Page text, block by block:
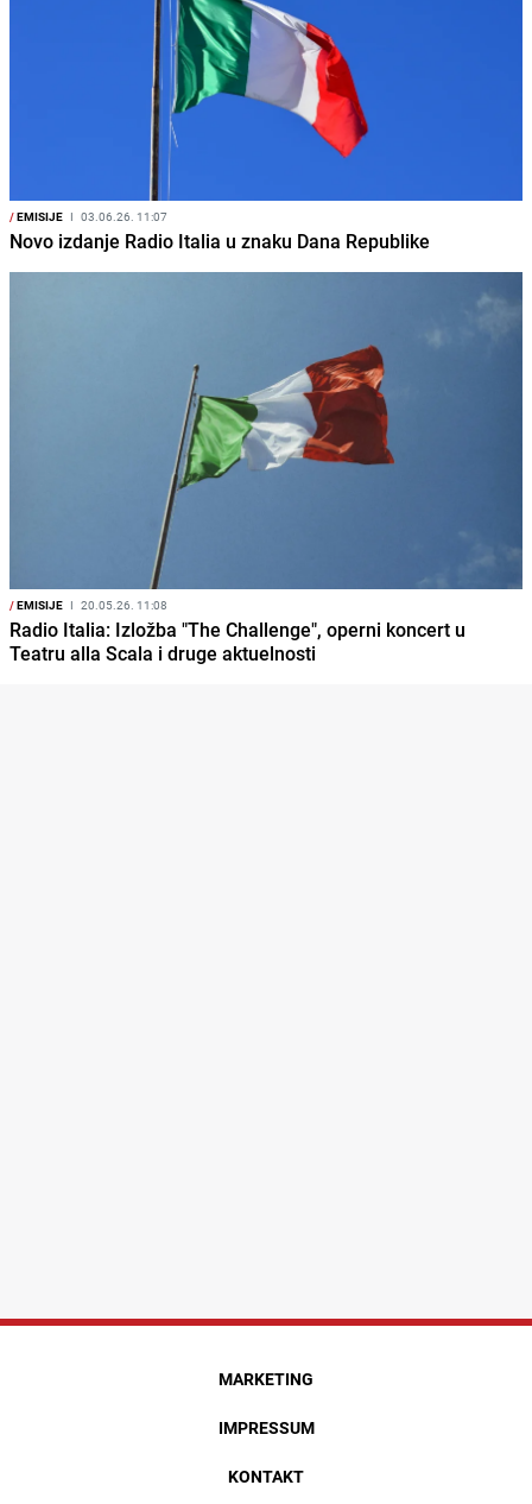
/EMISIJE I 03.06.26. 11:07
Novo izdanje Radio Italia u znaku Dana Republike
/EMISIJE I 20.05.26. 11:08
Radio Italia: Izložba "The Challenge", operni koncert u
Teatru alla Scala i druge aktuelnosti
MARKETING
IMPRESSUM
KONTAKT